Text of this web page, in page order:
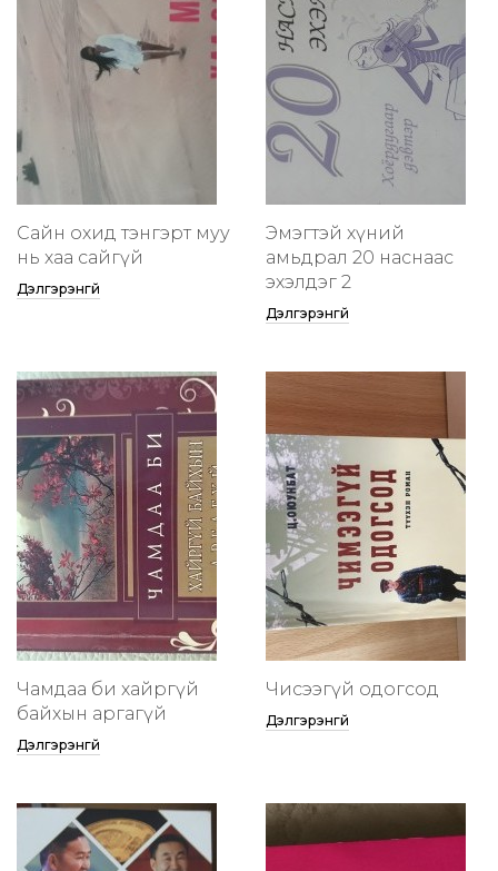
Сайн охид тэнгэрт муу
нь хаа сайгүй
Дэлгэрэнгүй
Эмэгтэй хүний
амьдрал 20 наснаас
эхэлдэг 2
Дэлгэрэнгүй
Чамдаа би хайргүй
байхын аргагүй
Дэлгэрэнгүй
Чисээгүй одогсод
Дэлгэрэнгүй